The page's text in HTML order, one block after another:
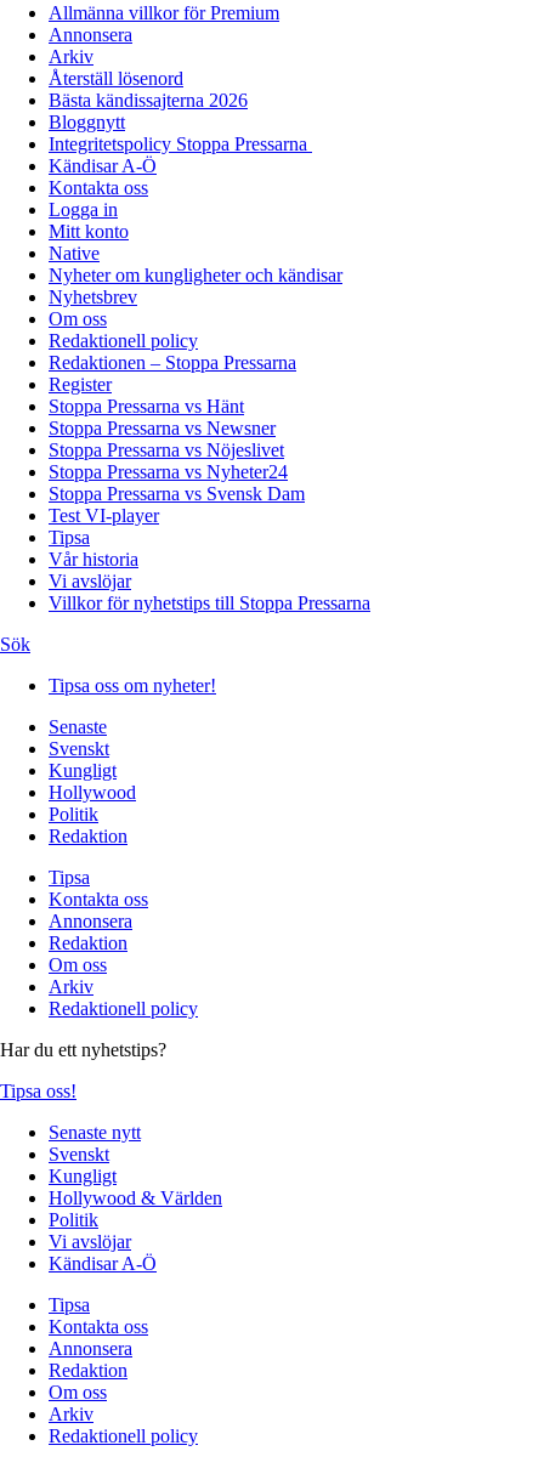
Allmänna villkor för Premium
Annonsera
Arkiv
Återställ lösenord
Bästa kändissajterna 2026
Bloggnytt
Integritetspolicy Stoppa Pressarna
Kändisar A-Ö
Kontakta oss
Logga in
Mitt konto
Native
Nyheter om kungligheter och kändisar
Nyhetsbrev
Om oss
Redaktionell policy
Redaktionen – Stoppa Pressarna
Register
Stoppa Pressarna vs Hänt
Stoppa Pressarna vs Newsner
Stoppa Pressarna vs Nöjeslivet
Stoppa Pressarna vs Nyheter24
Stoppa Pressarna vs Svensk Dam
Test VI-player
Tipsa
Vår historia
Vi avslöjar
Villkor för nyhetstips till Stoppa Pressarna
Sök
Tipsa oss om nyheter!
Senaste
Svenskt
Kungligt
Hollywood
Politik
Redaktion
Tipsa
Kontakta oss
Annonsera
Redaktion
Om oss
Arkiv
Redaktionell policy
Har du ett nyhetstips?
Tipsa oss!
Senaste nytt
Svenskt
Kungligt
Hollywood & Världen
Politik
Vi avslöjar
Kändisar A-Ö
Tipsa
Kontakta oss
Annonsera
Redaktion
Om oss
Arkiv
Redaktionell policy